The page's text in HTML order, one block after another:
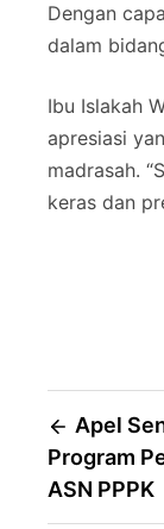
Dengan
dalam
Ibu Islakah
apresiasi
madrasah.
keras dan
Post
Apel
Program
ASN PPPK